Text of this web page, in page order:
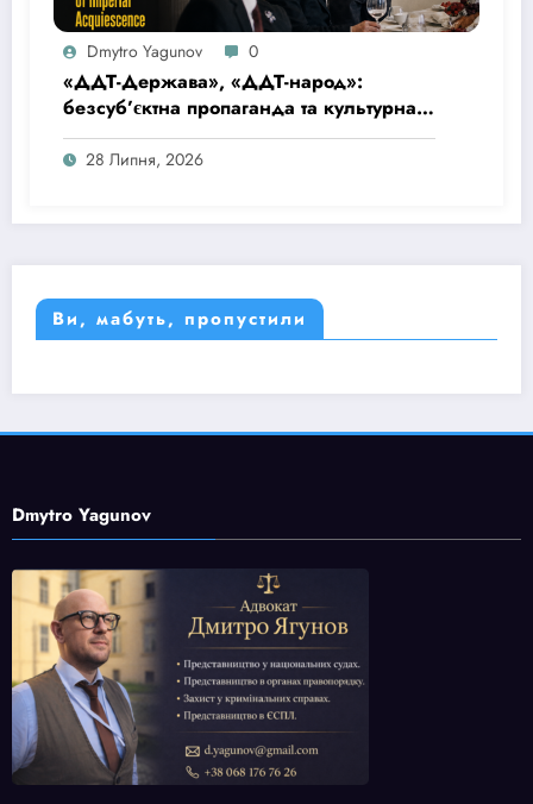
Dmytro Yagunov 0
«ДДТ-Держава», «ДДТ-народ»:
безсуб’єктна пропаганда та культурна
матриця імперської покірності
28 Липня, 2026
Ви, мабуть, пропустили
Dmytro Yagunov